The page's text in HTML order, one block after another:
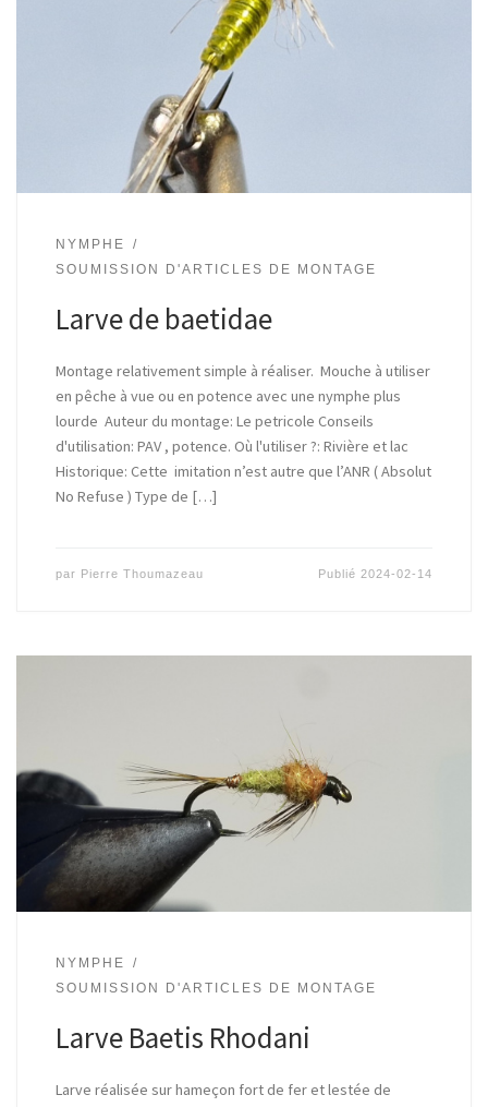
NYMPHE
SOUMISSION D'ARTICLES DE MONTAGE
Larve de baetidae
Montage relativement simple à réaliser. Mouche à utiliser
en pêche à vue ou en potence avec une nymphe plus
lourde Auteur du montage: Le petricole Conseils
d'utilisation: PAV , potence. Où l'utiliser ?: Rivière et lac
Historique: Cette imitation n’est autre que l’ANR ( Absolut
No Refuse ) Type de […]
par Pierre Thoumazeau Publié 2024-02-14
NYMPHE
SOUMISSION D'ARTICLES DE MONTAGE
Larve Baetis Rhodani
Larve réalisée sur hameçon fort de fer et lestée de